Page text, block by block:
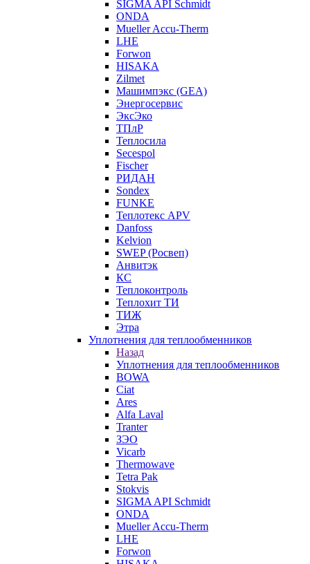
SIGMA API Schmidt
ONDA
Mueller Accu-Therm
LHE
Forwon
HISAKA
Zilmet
Машимпэкс (GEA)
Энергосервис
ЭксЭко
ТПлР
Теплосила
Secespol
Fischer
РИДАН
Sondex
FUNKE
Теплотекс APV
Danfoss
Kelvion
SWEP (Росвеп)
Анвитэк
КС
Теплоконтроль
Теплохит ТИ
ТИЖ
Этра
Уплотнения для теплообменников
Назад
Уплотнения для теплообменников
BOWA
Ciat
Ares
Alfa Laval
Tranter
ЗЭО
Vicarb
Thermowave
Tetra Pak
Stokvis
SIGMA API Schmidt
ONDA
Mueller Accu-Therm
LHE
Forwon